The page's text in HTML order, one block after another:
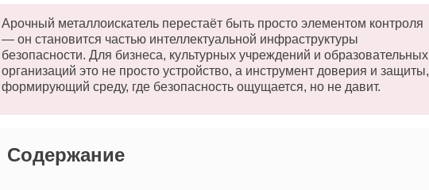
Арочный металлоискатель перестаёт быть просто элементом контроля
— он становится частью интеллектуальной инфраструктуры
безопасности. Для бизнеса, культурных учреждений и образовательных
организаций это не просто устройство, а инструмент доверия и защиты,
формирующий среду, где безопасность ощущается, но не давит.
Содержание